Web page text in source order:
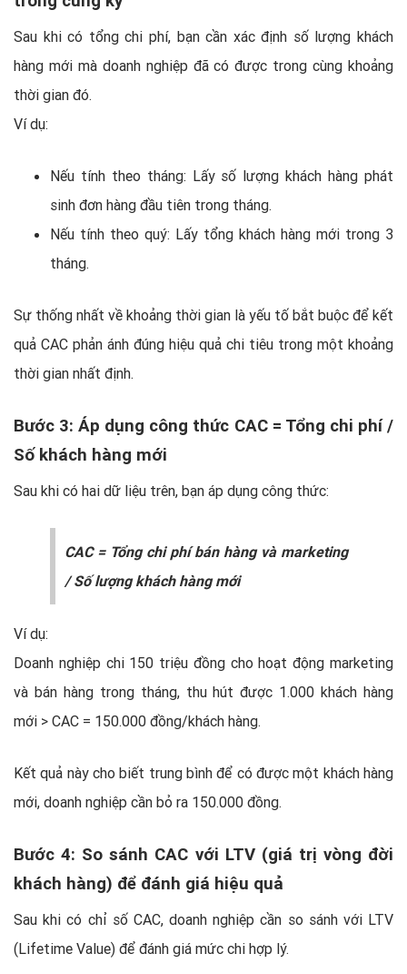
Sau khi có tổng chi phí, bạn cần xác định số lượng khách
hàng mới mà doanh nghiệp đã có được trong cùng khoảng
thời gian đó.
Ví dụ:
Nếu tính theo tháng: Lấy số lượng khách hàng phát
sinh đơn hàng đầu tiên trong tháng.
Nếu tính theo quý: Lấy tổng khách hàng mới trong 3
tháng.
Sự thống nhất về khoảng thời gian là yếu tố bắt buộc để kết
quả CAC phản ánh đúng hiệu quả chi tiêu trong một khoảng
thời gian nhất định.
Bước 3: Áp dụng công thức CAC = Tổng chi phí /
Số khách hàng mới
Sau khi có hai dữ liệu trên, bạn áp dụng công thức:
CAC = Tổng chi phí bán hàng và marketing
/ Số lượng khách hàng mới
Ví dụ:
Doanh nghiệp chi 150 triệu đồng cho hoạt động marketing
và bán hàng trong tháng, thu hút được 1.000 khách hàng
mới > CAC = 150.000 đồng/khách hàng.
Kết quả này cho biết trung bình để có được một khách hàng
mới, doanh nghiệp cần bỏ ra 150.000 đồng.
Bước 4: So sánh CAC với LTV (giá trị vòng đời
khách hàng) để đánh giá hiệu quả
Sau khi có chỉ số CAC, doanh nghiệp cần so sánh với LTV
(Lifetime Value) để đánh giá mức chi hợp lý.